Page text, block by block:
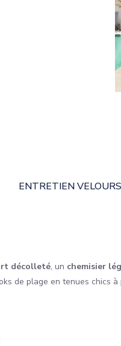
ENTRETIEN VELOURS
décolleté, un chemisier
de plage en tenues chics à